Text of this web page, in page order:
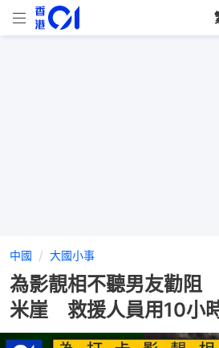
中國 大國小事
為影靚相不聽男友勸
米崖 救援人員用10小